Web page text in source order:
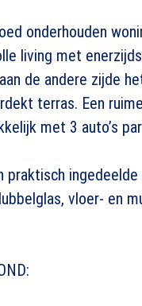
onderhouden
living met
de andere zijde
terras. Een
met 3 auto’s
praktisch
vloer- en